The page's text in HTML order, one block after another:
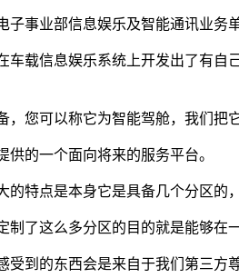
事业部信息娱乐及智能通讯业务
载信息娱乐系统上开发出了有
您可以称它为智能驾舱，我们把
的一个面向将来的服务平台。
特点是本身它是具备几个分区的
了这么多分区的目的就是能够在
到的东西会是来自于我们第三